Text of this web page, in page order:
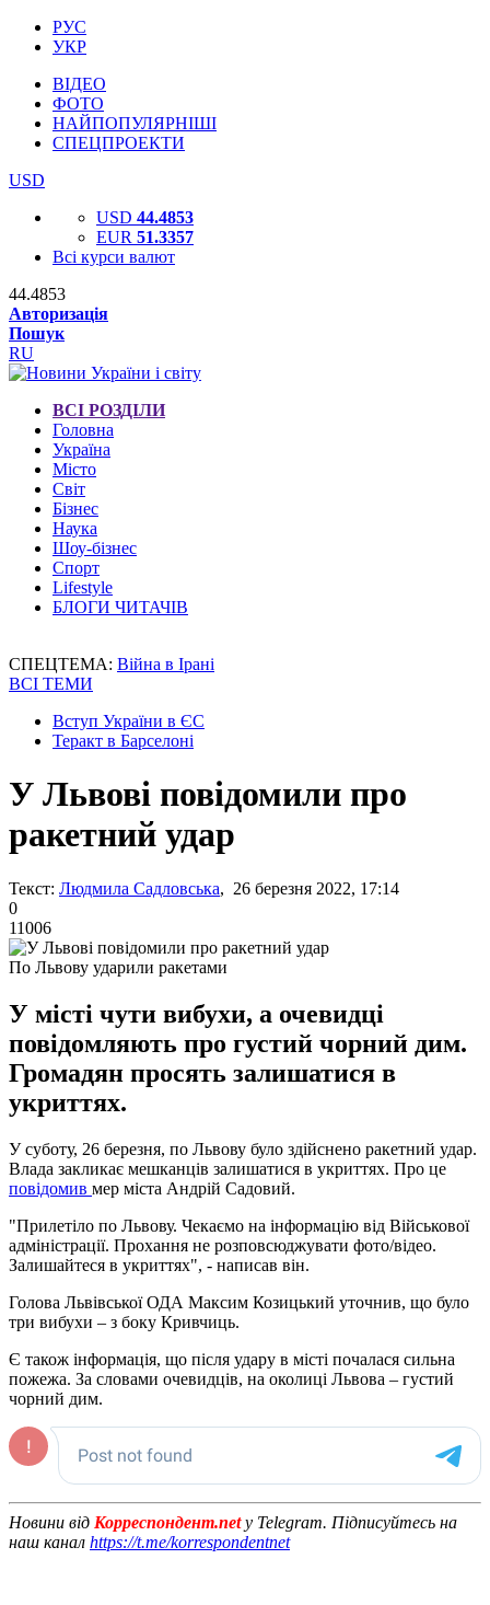
РУС
УКР
ВІДЕО
ФОТО
НАЙПОПУЛЯРНІШІ
СПЕЦПРОЕКТИ
USD
USD 44.4853
EUR 51.3357
Всі курси валют
44.4853
Авторизація
Пошук
RU
ВСІ РОЗДІЛИ
Головна
Україна
Місто
Світ
Бізнес
Наука
Шоу-бізнес
Спорт
Lifestyle
БЛОГИ ЧИТАЧІВ
СПЕЦТЕМА: Війна в Ірані
ВСІ ТЕМИ
Вступ України в ЄС
Теракт в Барселоні
У Львові повідомили про
ракетний удар
Текст: Людмила Садловська, 26 березня 2022, 17:14
0
11006
По Львову ударили ракетами
У місті чути вибухи, а очевидці
повідомляють про густий чорний дим.
Громадян просять залишатися в
укриттях.
У суботу, 26 березня, по Львову було здійснено ракетний удар.
Влада закликає мешканців залишатися в укриттях. Про це
повідомив мер міста Андрій Садовий.
"Прилетіло по Львову. Чекаємо на інформацію від Військової
адміністрації. Прохання не розповсюджувати фото/відео.
Залишайтеся в укриттях", - написав він.
Голова Львівської ОДА Максим Козицький уточнив, що було
три вибухи – з боку Кривчиць.
Є також інформація, що після удару в місті почалася сильна
пожежа. За словами очевидців, на околиці Львова – густий
чорний дим.
Новини від Корреспондент.netу Telegram. Підписуйтесь на
наш канал https://t.me/korrespondentnet